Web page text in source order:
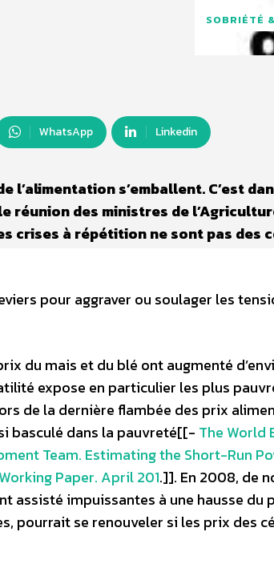
SOBRIÉTÉ
WhatsApp Linkedin
l’alimentation s’emballent. C’est
réunion des ministres de
crises à répétition ne sont pas des
pour aggraver ou soulager les
du mais et du blé ont augmenté
expose en particulier les plus
de la dernière flambée des prix
basculé dans la pauvreté[[- The World
Team. Estimating the Short-Run
Paper. April 201.]]. En 2008, de
assisté impuissantes à une hausse du
pourrait se renouveler si les prix des